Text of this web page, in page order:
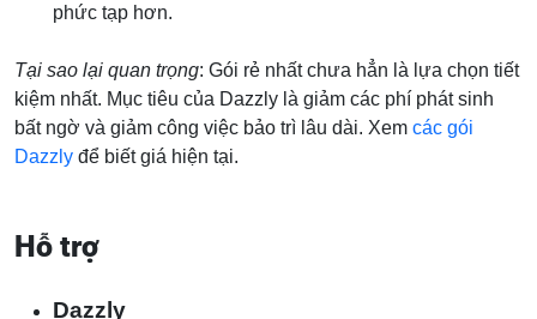
phức tạp hơn.
Tại sao lại quan trọng: Gói rẻ nhất chưa hẳn là lựa chọn tiết
kiệm nhất. Mục tiêu của Dazzly là giảm các phí phát sinh
bất ngờ và giảm công việc bảo trì lâu dài. Xem các gói
Dazzly để biết giá hiện tại.
Hỗ trợ
Dazzly